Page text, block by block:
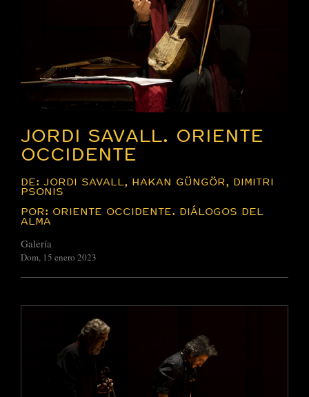
JORDI SAVALL. ORIENTE
OCCIDENTE
DE: JORDI SAVALL, HAKAN GÜNGÖR, DIMITRI
PSONIS
POR: ORIENTE OCCIDENTE. DIÁLOGOS DEL
ALMA
Galería
Dom, 15 enero 2023